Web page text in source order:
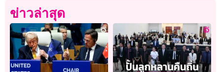
ข่าวล่าสุด